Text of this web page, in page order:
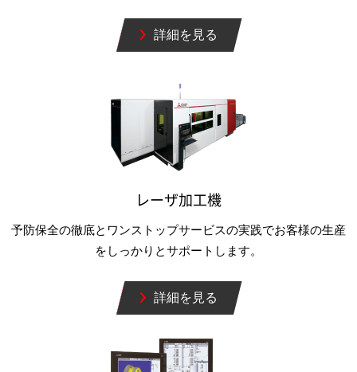
詳細を見る
レーザ加工機
予防保全の徹底とワンストップサービスの実践でお客様の生産
をしっかりとサポートします。
詳細を見る